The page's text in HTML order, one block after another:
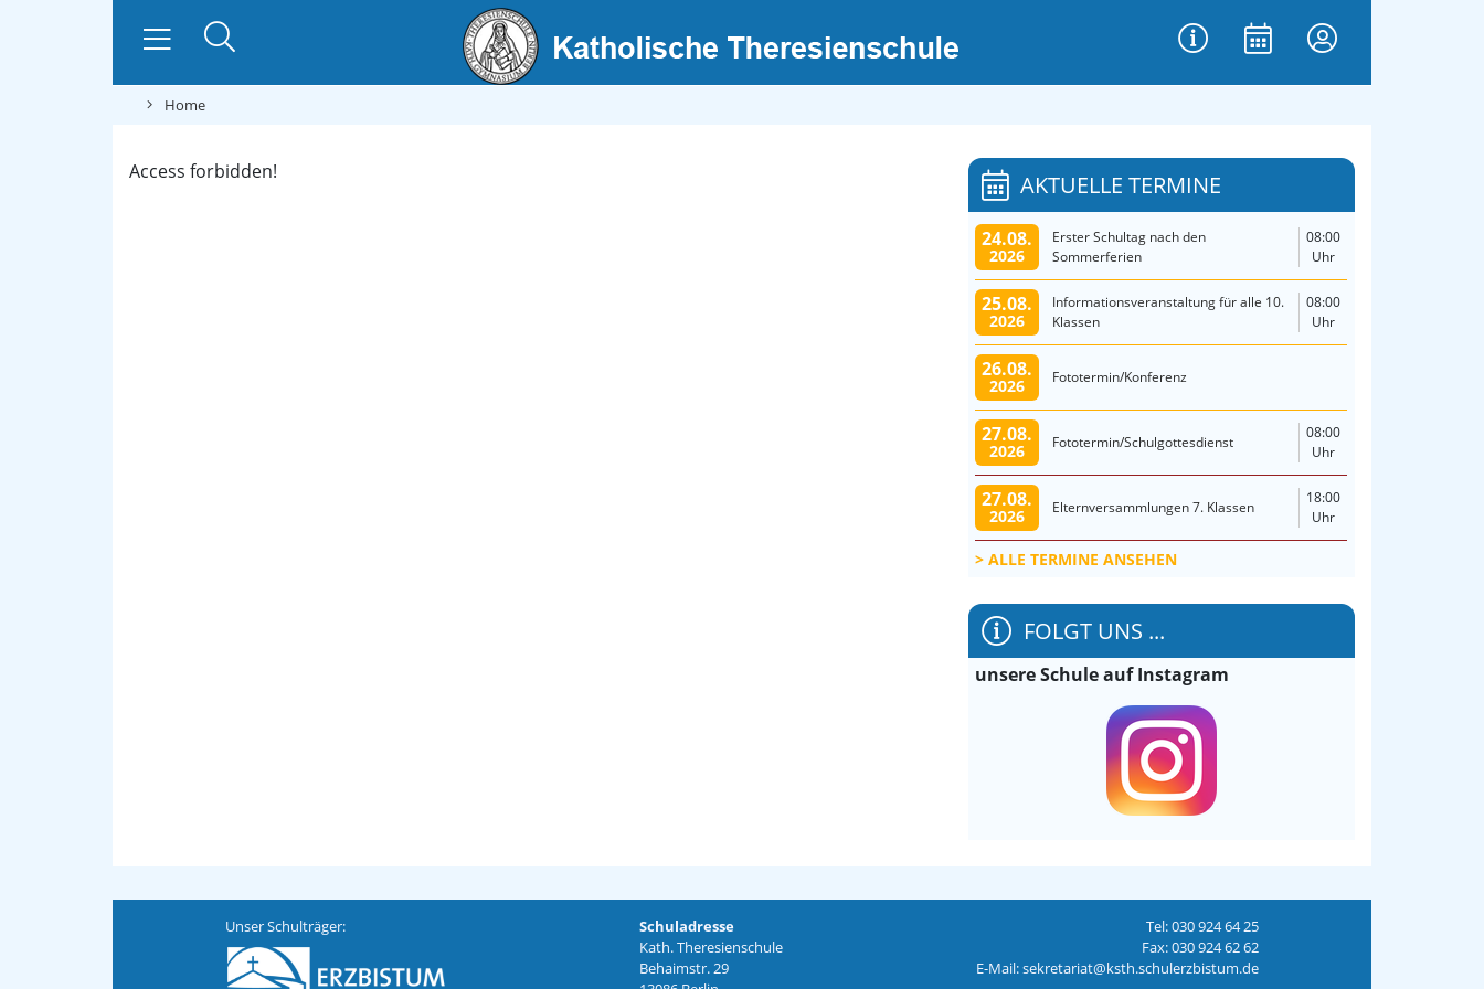
Home
Access forbidden! AKTUELLE TERMINE
24.08.
2026
Erster Schultag nach den
Sommerferien
08:00
Uhr
25.08.
2026
Informationsveranstaltung für alle 10.
Klassen
08:00
Uhr
26.08.
2026 Fototermin/Konferenz
27.08.
2026 Fototermin/Schulgottesdienst
08:00
Uhr
27.08.
2026 Elternversammlungen 7. Klassen
18:00
Uhr
ALLE TERMINE ANSEHEN
FOLGT UNS ...
unsere Schule auf Instagram
Unser Schulträger:
Schuladresse
Kath. Theresienschule
Behaimstr. 29
Tel: 030 924 64 25
Fax: 030 924 62 62
E-Mail: sekretariat@ksth.schulerzbistum.de